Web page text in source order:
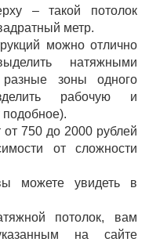
– такой потолок
метр.
можно отлично
натяжными
разные зоны одного
рабочую и
подобное).
от 750 до 2000 рублей
от сложности
можете увидеть в
потолок, вам
на сайте